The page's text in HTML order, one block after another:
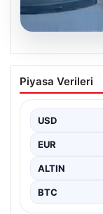
05.08.2026
Yalova’da
Önüne
Yalova'da
Piyasa Verileri
USD
EUR
ALTIN
BTC